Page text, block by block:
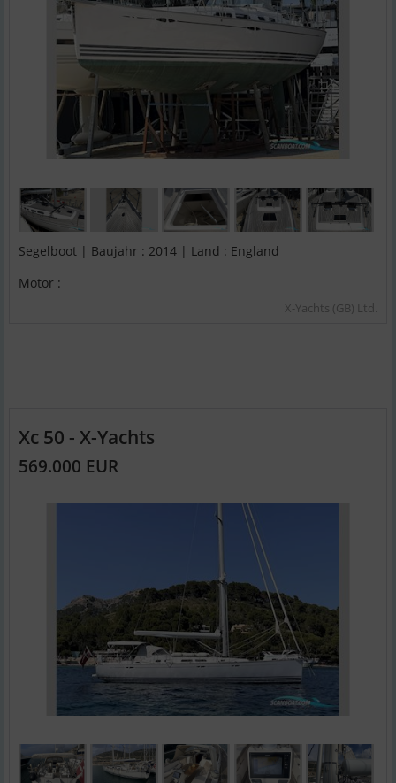
Segelboot | Baujahr : 2014 | Land : England
Motor :
X-Yachts (GB) Ltd.
Xc 50 - X-Yachts
569.000 EUR